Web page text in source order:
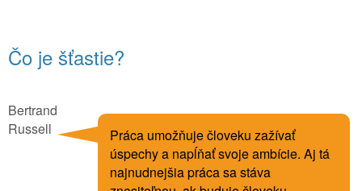
Čo je šťastie?
Bertrand
Russell
Práca umožňuje človeku zažívať
úspechy a napĺňať svoje ambície. Aj tá
najnudnejšia práca sa stáva